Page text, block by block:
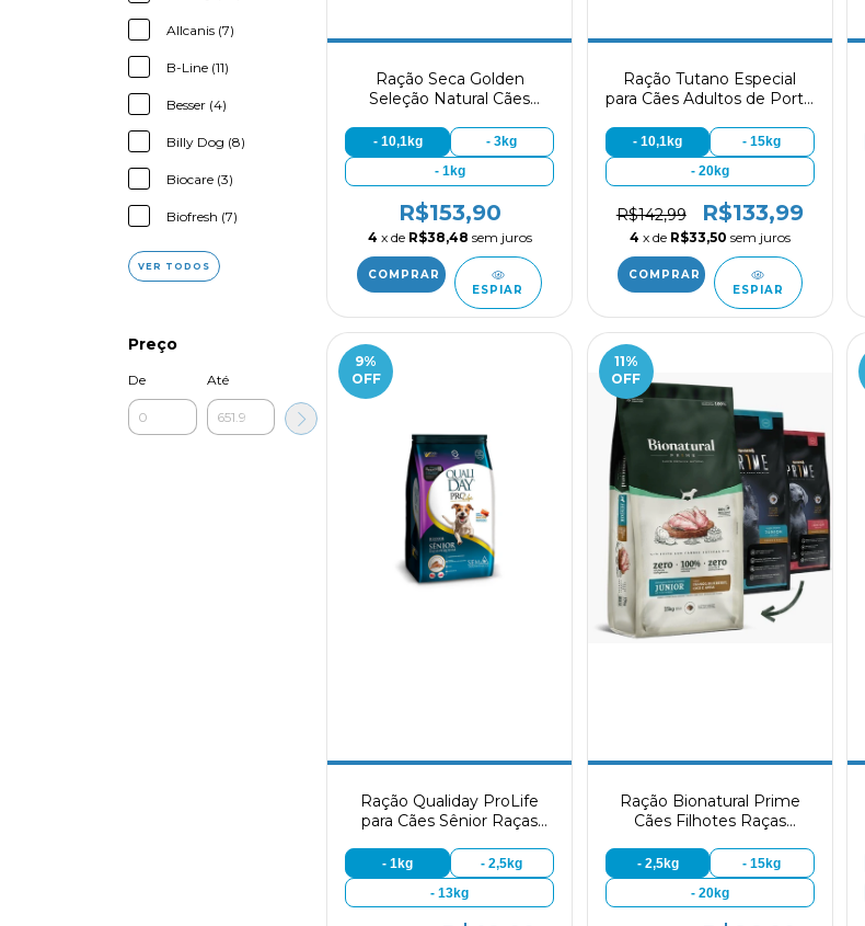
Allcanis (7)
B-Line (11)
Besser (4)
Billy Dog (8)
Biocare (3)
Biofresh (7)
VER TODOS
Preço
De Até
Ração Seca Golden
Seleção Natural Cães
sabor Frango e Arroz
- 10,1kg
- 3kg
- 1kg
R$153,90
4 x de R$38,48 sem juros
ESPIAR
Ração Tutano Especial
para Cães Adultos de Porte
Carne e Frango
- 10,1kg
- 15kg
- 20kg
R$142,99 R$133,99
4 x de R$33,50 sem juros
ESPIAR
9%
OFF
Ração Qualiday ProLife
para Cães Sênior Raças
- 1kg
- 2,5kg
- 13kg
11%
OFF
Ração Bionatural Prime
Cães Filhotes Raças
- 2,5kg
- 15kg
- 20kg